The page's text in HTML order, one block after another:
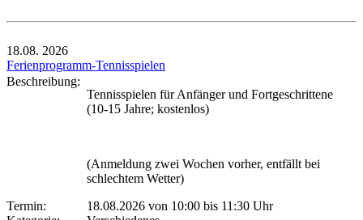
18.08. 2026
Ferienprogramm-Tennisspielen
Beschreibung:
Tennisspielen für Anfänger und Fortgeschrittene
(10-15 Jahre; kostenlos)
(Anmeldung zwei Wochen vorher, entfällt bei
schlechtem Wetter)
Termin:
18.08.2026 von 10:00 bis 11:30 Uhr